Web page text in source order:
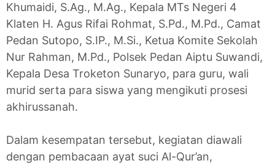
Khumaidi, S.Ag., M.Ag., Kepala MTs Negeri 4
Klaten H. Agus Rifai Rohmat, S.Pd., M.Pd., Camat
Pedan Sutopo, S.IP., M.Si., Ketua Komite Sekolah
Nur Rahman, M.Pd., Polsek Pedan Aiptu Suwandi,
Kepala Desa Troketon Sunaryo, para guru, wali
murid serta para siswa yang mengikuti prosesi
akhirussanah.
Dalam kesempatan tersebut, kegiatan diawali
dengan pembacaan ayat suci Al-Qur’an,